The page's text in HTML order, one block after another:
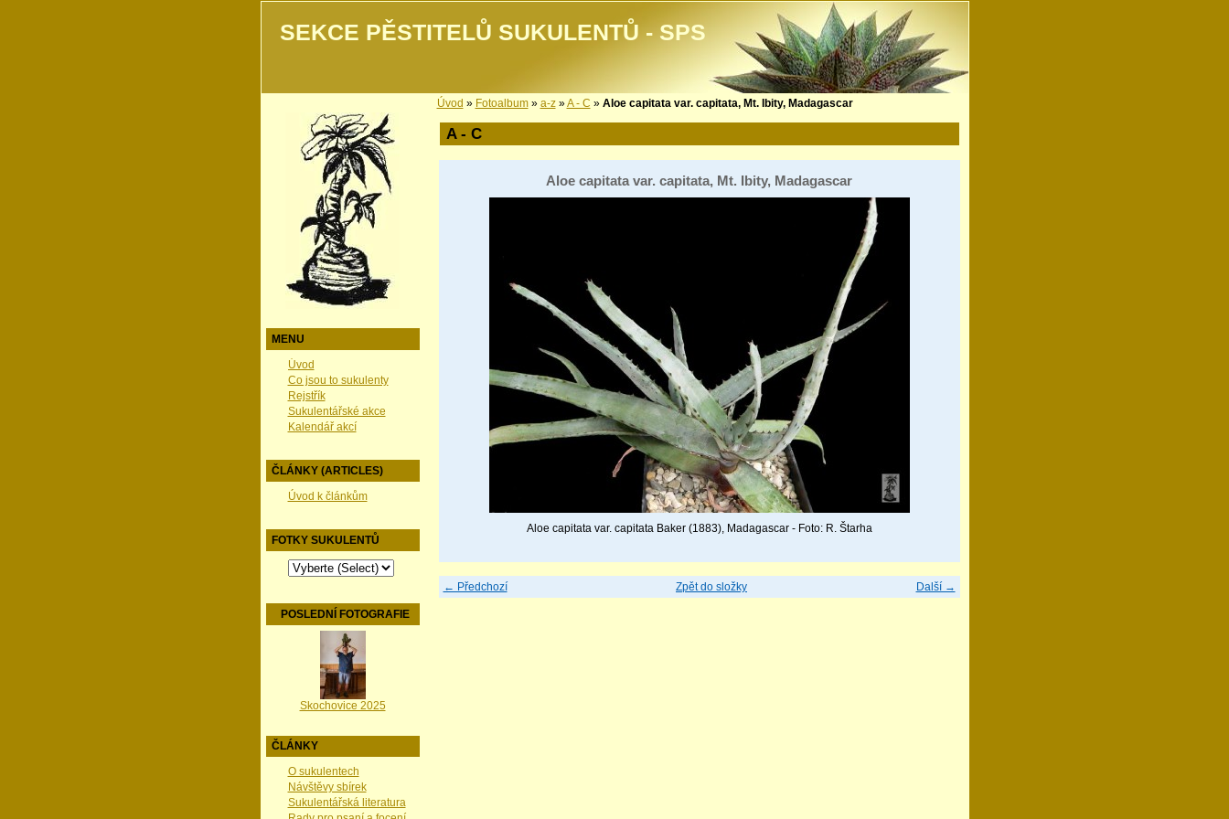
SEKCE PĚSTITELŮ SUKULENTŮ - SPS
MENU
Úvod
Co jsou to sukulenty
Rejstřík
Sukulentářské akce
Kalendář akcí
ČLÁNKY (ARTICLES)
Úvod k článkům
FOTKY SUKULENTŮ
POSLEDNÍ FOTOGRAFIE
Skochovice 2025
ČLÁNKY
O sukulentech
Návštěvy sbírek
Sukulentářská literatura
Úvod » Fotoalbum» a-z»A - C » Aloe capitata var. capitata, Mt. Ibity, Madagascar
A - C
Aloe capitata var. capitata, Mt. Ibity, Madagascar
Aloe capitata var. capitata Baker (1883), Madagascar - Foto: R. Štarha
← Předchozí Další →
Zpět do složky